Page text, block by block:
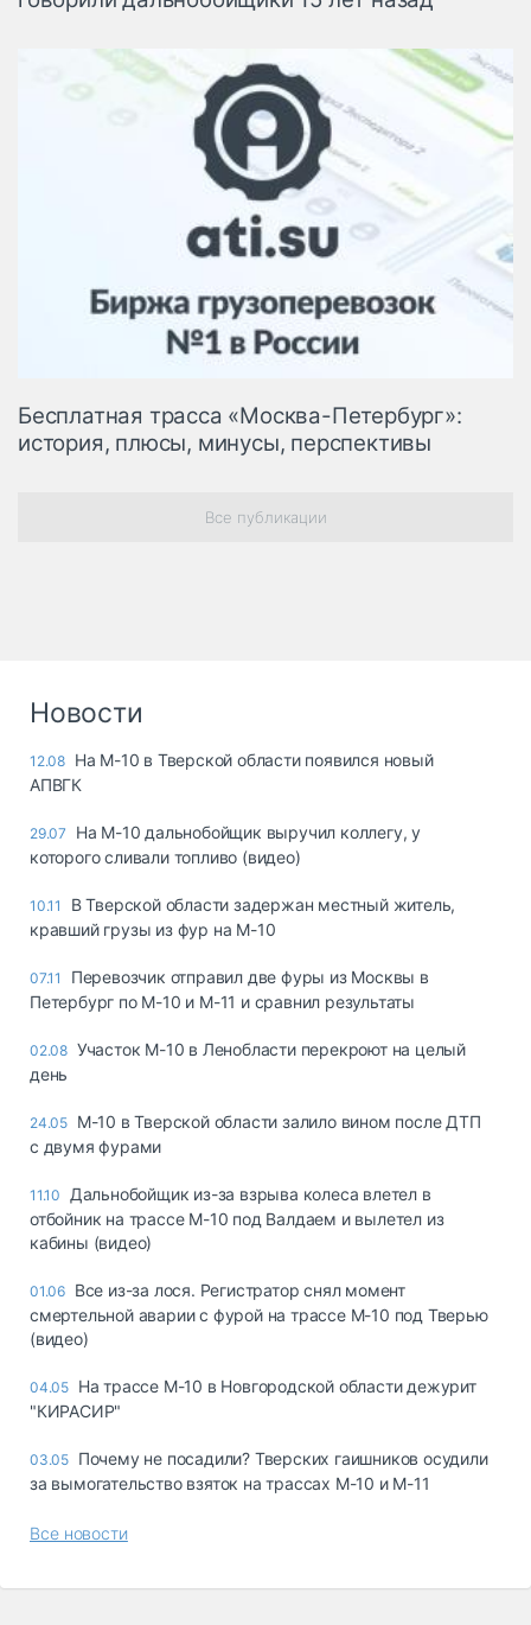
Бесплатная трасса «Москва-Петербург»:
история, плюсы, минусы, перспективы
Все публикации
Новости
12.08 На М-10 в Тверской области появился новый
АПВГК
29.07
На М-10 дальнобойщик выручил коллегу, у
которого сливали топливо (видео)
10.11
В Тверской области задержан местный житель,
кравший грузы из фур на М-10
07.11
Перевозчик отправил две фуры из Москвы в
Петербург по М-10 и М-11 и сравнил результаты
02.08 Участок М-10 в Ленобласти перекроют на целый
день
24.05 М-10 в Тверской области залило вином после ДТП
с двумя фурами
11.10
Дальнобойщик из-за взрыва колеса влетел в
отбойник на трассе М-10 под Валдаем и вылетел из
кабины (видео)
01.06 Все из-за лося. Регистратор снял момент
смертельной аварии с фурой на трассе М-10 под Тверью
(видео)
04.05 На трассе М-10 в Новгородской области дежурит
"КИРАСИР"
03.05 Почему не посадили? Тверских гаишников осудили
за вымогательство взяток на трассах М-10 и М-11
Все новости